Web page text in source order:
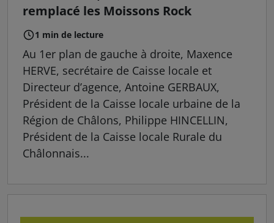
remplacé les Moissons Rock
1 min de lecture
Au 1er plan de gauche à droite, Maxence
HERVE, secrétaire de Caisse locale et
Directeur d’agence, Antoine GERBAUX,
Président de la Caisse locale urbaine de la
Région de Châlons, Philippe HINCELLIN,
Président de la Caisse locale Rurale du
Châlonnais...